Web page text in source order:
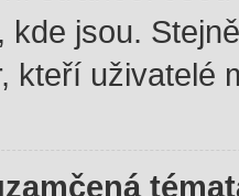
kde jsou.
kteří uživatelé